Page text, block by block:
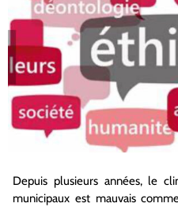
Depuis plusieurs années, le
municipaux est mauvais